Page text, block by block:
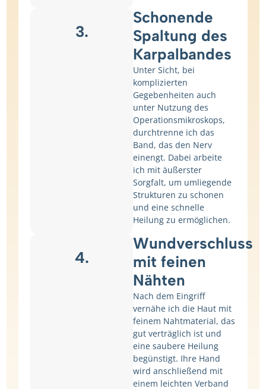
3.
Schonende
Spaltung des
Karpalbandes
Unter Sicht, bei
komplizierten
Gegebenheiten auch
unter Nutzung des
Operationsmikroskops,
durchtrenne ich das
Band, das den Nerv
einengt. Dabei arbeite
ich mit äußerster
Sorgfalt, um umliegende
Strukturen zu schonen
und eine schnelle
Heilung zu ermöglichen.
4.
Wundverschluss
mit feinen
Nähten
Nach dem Eingriff
vernähe ich die Haut mit
feinem Nahtmaterial, das
gut verträglich ist und
eine saubere Heilung
begünstigt. Ihre Hand
wird anschließend mit
einem leichten Verband